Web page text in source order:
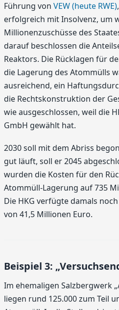
Führung von VEW (heute RWE)
erfolgreich mit Insolvenz, um
Millionenzuschüsse des
darauf beschlossen die
Reaktors. Die Rücklagen für
die Lagerung des Atommülls
ausreichend, ein
die Rechtskonstruktion der
wie ausgeschlossen, weil die
GmbH gewählt hat.
2030 soll mit dem Abriss
gut läuft, soll er 2045
wurden die Kosten für den
Atommüll-Lagerung auf 735
Die HKG verfügte damals
von 41,5 Millionen Euro.
Beispiel 3:
Im ehemaligen Salzbergwerk
liegen rund 125.000 zum Teil